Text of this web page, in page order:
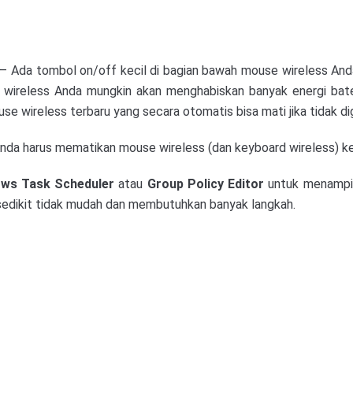
Ada tombol on/off kecil di bagian bawah mouse wireless
Anda mungkin akan menghabiskan banyak energi
wireless terbaru yang secara otomatis bisa mati jika tidak
harus mematikan mouse wireless (dan keyboard wireless)
Task Scheduler atau Group Policy Editor untuk
tidak mudah dan membutuhkan banyak langkah.